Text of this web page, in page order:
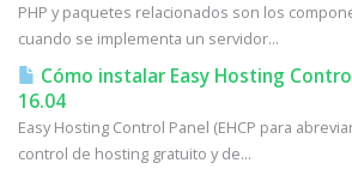
PHP y paquetes relacionados son los
cuando se implementa un servidor...
Cómo instalar Easy Hosting
16.04
Easy Hosting Control Panel (EHCP para
control de hosting gratuito y de...